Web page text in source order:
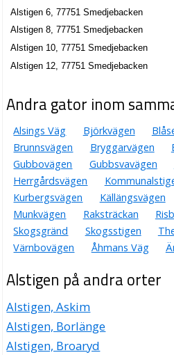
Alstigen 6, 77751 Smedjebacken
Alstigen 8, 77751 Smedjebacken
Alstigen 10, 77751 Smedjebacken
Alstigen 12, 77751 Smedjebacken
Andra gator inom
Alsings Väg Björkvägen
Brunnsvägen
Bryggarvägen
Gubbovägen
Gubbsvavägen
Herrgårdsvägen
Kurbergsvägen
Källängsvägen
Munkvägen
Raksträckan
Skogsgränd
Skogsstigen
Värnbovägen
Åhmans Väg
Alstigen på andra orter
Alstigen, Askim
Alstigen, Borlänge
Alstigen, Broaryd